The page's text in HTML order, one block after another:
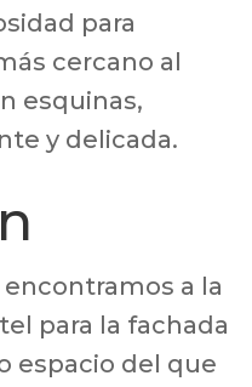
para
cercano al
esquinas,
y delicada.
a la
para la fachada
espacio del que